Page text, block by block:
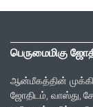
பெருமைமிகு
ஆன்மீகத்தின்
ஜோதிடம், வாஸ்து,